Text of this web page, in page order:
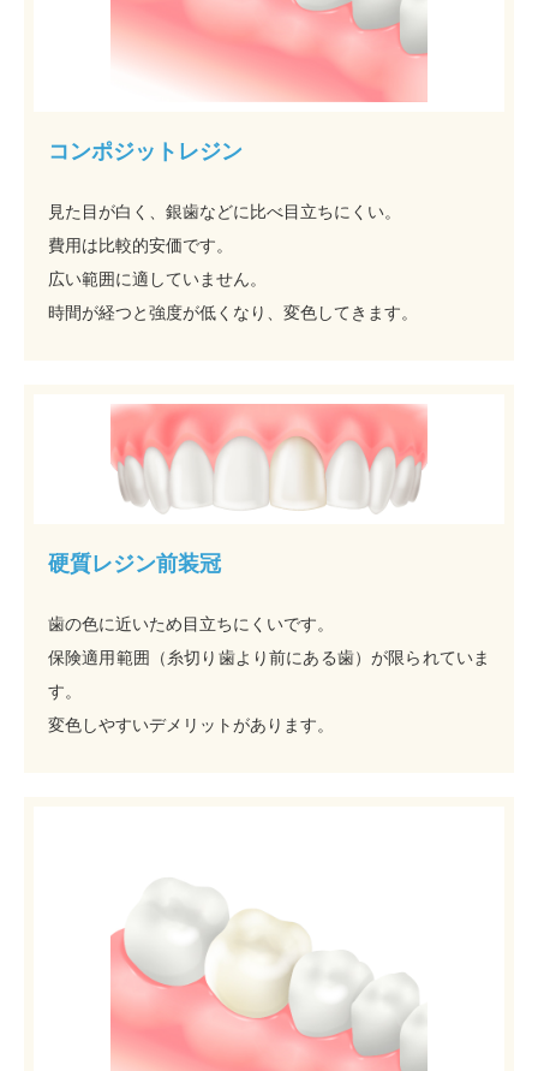
コンポジットレジン
見た目が白く、銀歯などに比べ目立ちにくい。
費用は比較的安価です。
広い範囲に適していません。
時間が経つと強度が低くなり、変色してきます。
硬質レジン前装冠
歯の色に近いため目立ちにくいです。
保険適用範囲（糸切り歯より前にある歯）が限られていま
す。
変色しやすいデメリットがあります。